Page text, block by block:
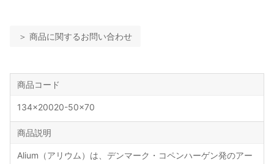
＞ 商品に関するお問い合わせ
商品コード
134x20020-50x70
商品説明
Alium（アリウム）は、デンマーク・コペンハーゲン発のアー